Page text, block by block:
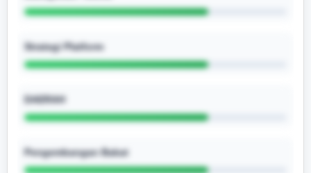
Strategi Platform
DAERAH
Pengembangan Bakat